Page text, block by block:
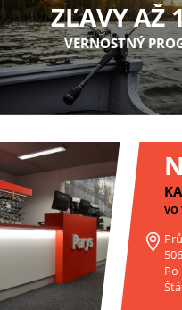
ZĽAVY AŽ
VERNOSTNÝ
VO